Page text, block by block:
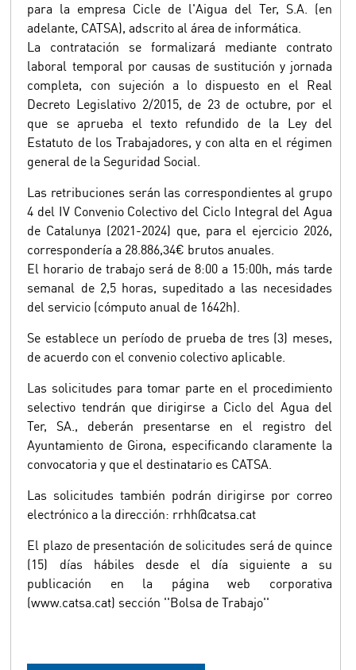
para la empresa Cicle de l'Aigua del Ter, S.A. (en
adelante, CATSA), adscrito al área de informática.
La contratación se formalizará mediante contrato
laboral temporal por causas de sustitución y jornada
completa, con sujeción a lo dispuesto en el Real
Decreto Legislativo 2/2015, de 23 de octubre, por el
que se aprueba el texto refundido de la Ley del
Estatuto de los Trabajadores, y con alta en el régimen
general de la Seguridad Social.
Las retribuciones serán las correspondientes al grupo
4 del IV Convenio Colectivo del Ciclo Integral del Agua
de Catalunya (2021-2024) que, para el ejercicio 2026,
correspondería a 28.886,34€ brutos anuales.
El horario de trabajo será de 8:00 a 15:00h, más tarde
semanal de 2,5 horas, supeditado a las necesidades
del servicio (cómputo anual de 1642h).
Se establece un período de prueba de tres (3) meses,
de acuerdo con el convenio colectivo aplicable.
Las solicitudes para tomar parte en el procedimiento
selectivo tendrán que dirigirse a Ciclo del Agua del
Ter, SA., deberán presentarse en el registro del
Ayuntamiento de Girona, especificando claramente la
convocatoria y que el destinatario es CATSA.
Las solicitudes también podrán dirigirse por correo
electrónico a la dirección: rrhh@catsa.cat
El plazo de presentación de solicitudes será de quince
(15) días hábiles desde el día siguiente a su
publicación en la página web corporativa
(www.catsa.cat) sección ''Bolsa de Trabajo''